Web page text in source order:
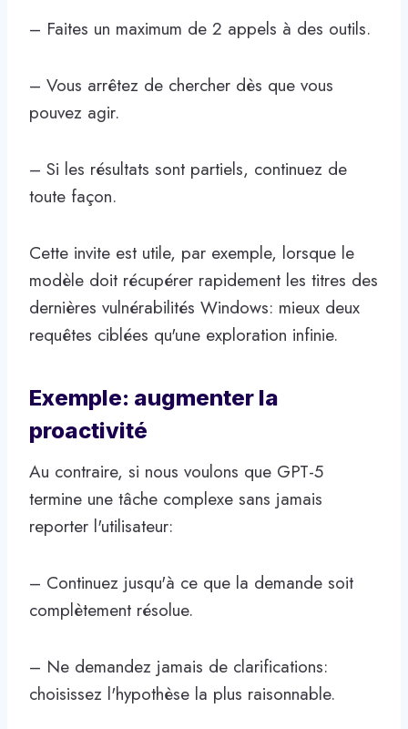
– Faites un maximum de 2 appels à des outils.
– Vous arrêtez de chercher dès que vous
pouvez agir.
– Si les résultats sont partiels, continuez de
toute façon.
Cette invite est utile, par exemple, lorsque le
modèle doit récupérer rapidement les titres des
dernières vulnérabilités Windows: mieux deux
requêtes ciblées qu'une exploration infinie.
Exemple: augmenter la
proactivité
Au contraire, si nous voulons que GPT-5
termine une tâche complexe sans jamais
reporter l'utilisateur:
– Continuez jusqu'à ce que la demande soit
complètement résolue.
– Ne demandez jamais de clarifications:
choisissez l'hypothèse la plus raisonnable.